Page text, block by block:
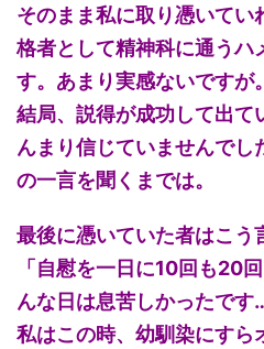
そのまま私に取り憑いてい
格者として精神科に通うハ
す。あまり実感ないですが。
結局、説得が成功して出て
んまり信じていませんで
の一言を聞くまでは。
最後に憑いていた者はこう
「自慰を一日に10回も20
んな日は息苦しかったです
私はこの時、幼馴染にすら